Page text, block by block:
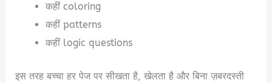
कहीं coloring
कहीं patterns
कहीं logic questions
इस तरह बच्चा हर पेज पर सीखता है, खेलता है और बिना ज़बरदस्ती